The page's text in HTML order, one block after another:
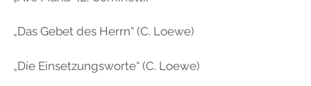
„Das Gebet des Herrn“ (C. Loewe)
„Die Einsetzungsworte“ (C. Loewe)